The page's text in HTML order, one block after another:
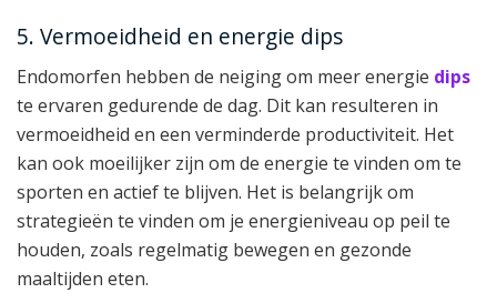
5. Vermoeidheid en energie dips
Endomorfen hebben de neiging om meer energie dips
te ervaren gedurende de dag. Dit kan resulteren in
vermoeidheid en een verminderde productiviteit. Het
kan ook moeilijker zijn om de energie te vinden om te
sporten en actief te blijven. Het is belangrijk om
strategieën te vinden om je energieniveau op peil te
houden, zoals regelmatig bewegen en gezonde
maaltijden eten.